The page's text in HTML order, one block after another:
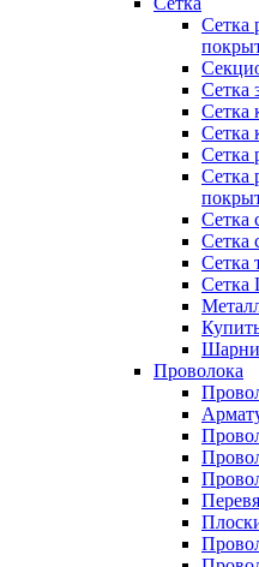
Сетка
Сетка
Сетка
Сетка
Сетка
Сетка
Сетка
Сетка
Сетка
Проволока